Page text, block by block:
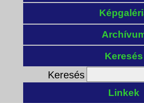
Keresés
Keresés
Linkek